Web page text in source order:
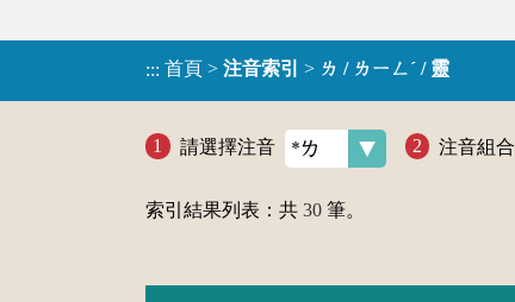
::: 首頁 > 注音索引 > ㄌ / ㄌㄧㄥˊ / 靈
請選擇注音 注音組合
索引結果列表：共 30 筆。